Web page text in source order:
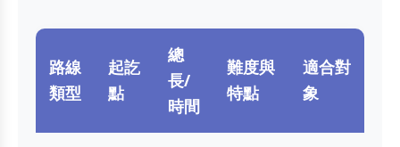
路線
類型
起訖
點
總
長/
時間
難度與
特點
適合對
象